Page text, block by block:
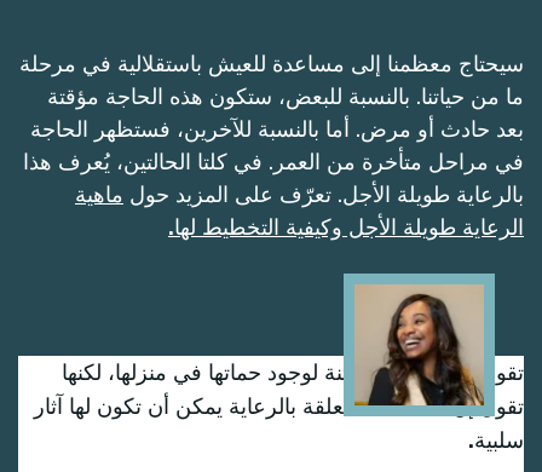
سيحتاج معظمنا إلى مساعدة للعيش باستقلالية في مرحلة
ما من حياتنا. بالنسبة للبعض، ستكون هذه الحاجة مؤقتة
بعد حادث أو مرض. أما بالنسبة للآخرين، فستظهر الحاجة
في مراحل متأخرة من العمر. في كلتا الحالتين، يُعرف هذا
بالرعاية طويلة الأجل. تعرّف على المزيد حول ماهية
الرعاية طويلة الأجل وكيفية التخطيط لها.
تقول كيه دي إنها ممتنة لوجود حماتها في منزلها، لكنها
تقول إن النفقات المتعلقة بالرعاية يمكن أن تكون لها آثار
سلبية.
Image